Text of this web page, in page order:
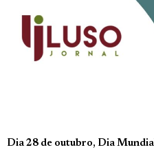
Dia 28 de outubro, Dia